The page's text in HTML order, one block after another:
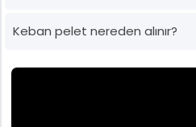
Keban pelet nereden alınır?